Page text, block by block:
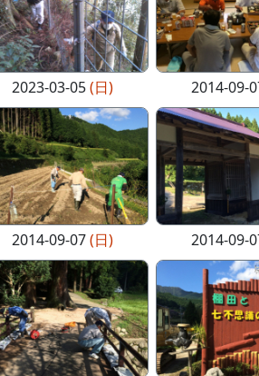
2023-03-05(日) 2014-09-
2014-09-07(日) 2014-09-